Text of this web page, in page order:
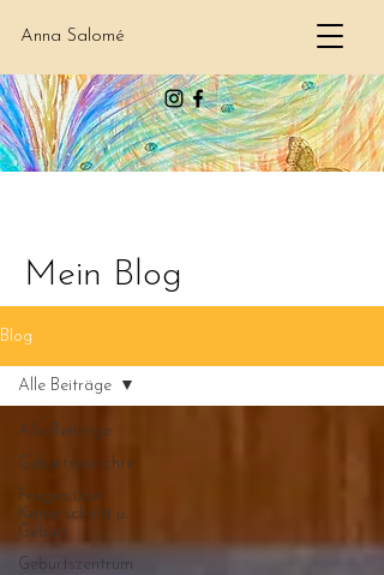
Anna Salomé
Mein Blog
Blog
Alle Beiträge
Geburtsberichte
Fragen über
Kaiserschnitt u.
Geburt
Geburtszentrum
Alle Beiträge